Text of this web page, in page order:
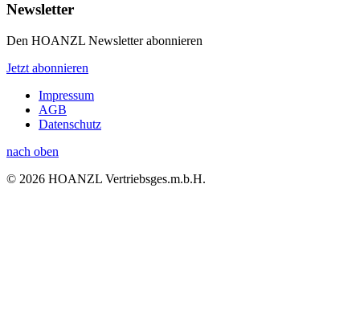
Newsletter
Den HOANZL Newsletter abonnieren
Jetzt abonnieren
Impressum
AGB
Datenschutz
nach oben
© 2026 HOANZL Vertriebsges.m.b.H.